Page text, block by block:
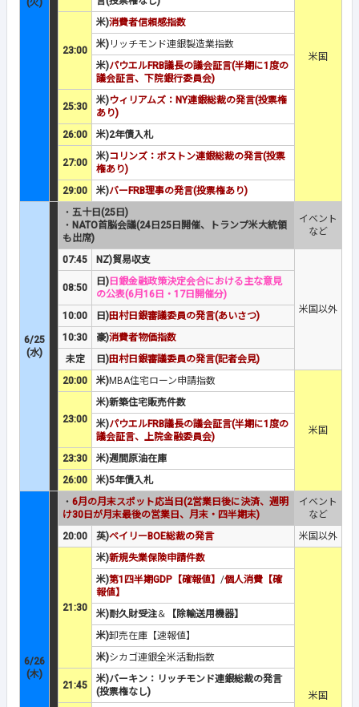
(火)
米国
23:00
米)消費者信頼感指数
米) リッチモンド連銀製造業指数
米)パウエルFRB議長の議会証言(半期に1度の
議会証言、下院銀行委員会)
25:30
米)ウィリアムズ：NY連銀総裁の発言(投票権
あり)
26:00
米)2年債入札
27:00
米)コリンズ：ボストン連銀総裁の発言(投票
権あり)
29:00
米)バーFRB理事の発言(投票権あり)
6/25
(水)
・ 五十日(25日)
・ NATO首脳会議(24日25日開催、トランプ米大統領
も出席)
イベント
など
07:45 NZ)貿易収支
米国以外
08:50
日) 日銀金融政策決定会合における主な意見
の公表(6月16日・17日開催分)
10:00
日)田村日銀審議委員の発言(あいさつ)
10:30
豪)消費者物価指数
未定
日)田村日銀審議委員の発言(記者会見)
20:00
米)MBA住宅ローン申請指数
米国
23:00
米)新築住宅販売件数
米)パウエルFRB議長の議会証言(半期に1度の
議会証言、上院金融委員会)
23:30
米)週間原油在庫
26:00
米)5年債入札
6/26
(木)
・ 6月の月末スポット応当日(2営業日後に決済、週明
け30日が月末最後の営業日、月末・四半期末)
イベント
など
20:00
英)ベイリーBOE総裁の発言 米国以外
21:30
米)新規失業保険申請件数
米国
米)第1四半期GDP【確報値】 /個人消費【確
報値】
米)耐久財受注＆
【除輸送用機器】
米)卸売在庫【速報値】
米)シカゴ連銀全米活動指数
21:45
米)バーキン：リッチモンド連銀総裁の発言
(投票権なし)